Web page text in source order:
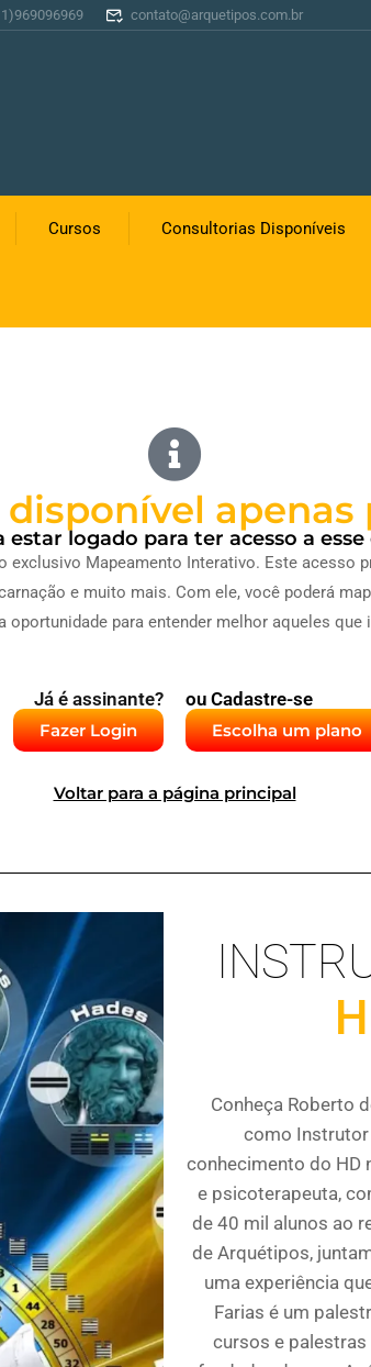
contato@arquetipos.com.br
Cursos Consultorias Disponíveis
apenas
estar logado para ter acesso a
Mapeamento Interativo. Este acesso
e muito mais. Com ele, você poderá
para entender melhor aqueles
Já é assinante?
Fazer Login
ou Cadastre-se
Escolha um plano
Voltar para a página principal
Conheça Roberto
como Instrutor
conhecimento do HD
e psicoterapeuta,
de 40 mil alunos ao
de Arquétipos,
uma experiência
Farias é um
cursos e